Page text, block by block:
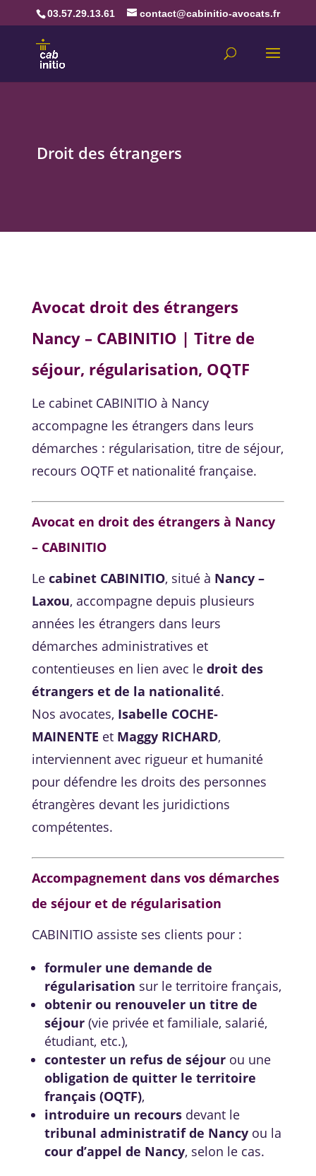
03.57.29.13.61 contact@cabinitio-avocats.fr
Droit des étrangers
Avocat droit des étrangers
Nancy – CABINITIO | Titre de
séjour, régularisation, OQTF
Le cabinet CABINITIO à Nancy
accompagne les étrangers dans leurs
démarches : régularisation, titre de séjour,
recours OQTF et nationalité française.
Avocat en droit des étrangers à Nancy
– CABINITIO
Le cabinet CABINITIO, situé à Nancy –
Laxou, accompagne depuis plusieurs
années les étrangers dans leurs
démarches administratives et
contentieuses en lien avec le droit des
étrangers et de la nationalité.
Nos avocates, Isabelle COCHE-
MAINENTE et Maggy RICHARD,
interviennent avec rigueur et humanité
pour défendre les droits des personnes
étrangères devant les juridictions
compétentes.
Accompagnement dans vos démarches
de séjour et de régularisation
CABINITIO assiste ses clients pour :
formuler une demande de
régularisation sur le territoire français,
obtenir ou renouveler un titre de
séjour(vie privée et familiale, salarié,
étudiant, etc.),
contester un refus de séjourou une
obligation de quitter le territoire
français (OQTF),
introduire un recoursdevant le
tribunal administratif de Nancyou la
cour d’appel de Nancy, selon le cas.